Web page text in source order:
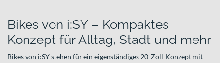
Bikes von i:SY – Kompaktes
Konzept für Alltag, Stadt und mehr
Bikes von i:SY stehen für ein eigenständiges 20-Zoll-Konzept mit